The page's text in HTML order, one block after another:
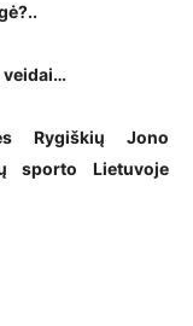
veidai…
Rygiškių Jono
sporto Lietuvoje